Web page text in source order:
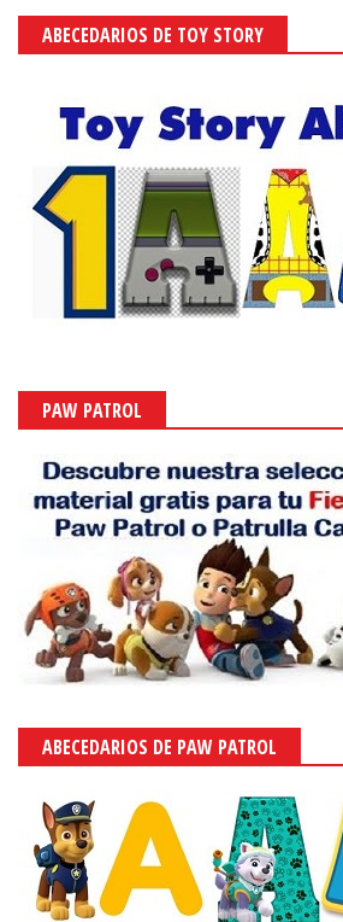
ABECEDARIOS DE TOY STORY
PAW PATROL
ABECEDARIOS DE PAW PATROL